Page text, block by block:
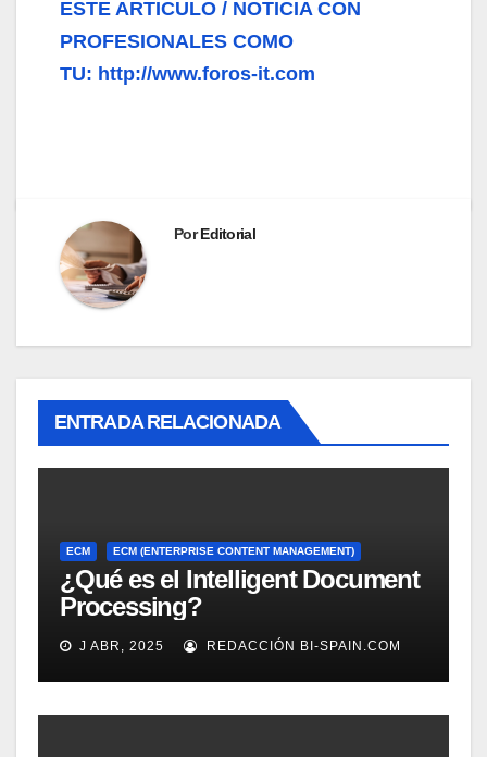
ESTE ARTICULO / NOTICIA CON
PROFESIONALES COMO
TU: http://www.foros-it.com
PorEditorial
ENTRADA RELACIONADA
ECM ECM (ENTERPRISE CONTENT MANAGEMENT)
¿Qué es el Intelligent Document
Processing?
J ABR, 2025 REDACCIÓN BI-SPAIN.COM